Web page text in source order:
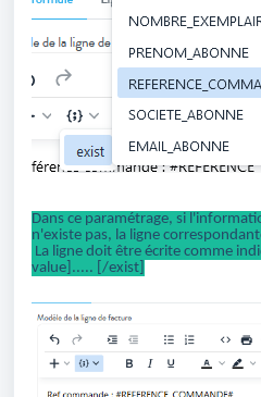
Dans ce paramétrage, si
n'existe pas, la ligne
La ligne doit être écrite comme
value]..... [/exist]